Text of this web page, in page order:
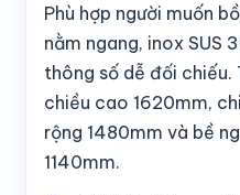
Phù hợp người muốn
nằm ngang, inox SUS
thông số dễ đối chiếu.
chiều cao 1620mm,
rộng 1480mm và bề
1140mm.